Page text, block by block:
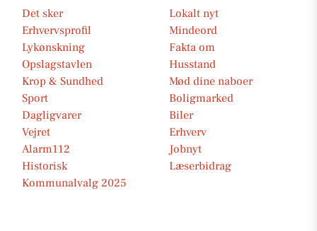
Det sker
Lokalt nyt
Erhvervsprofil
Mindeord
Lykønskning
Fakta om
Opslagstavlen
Husstand
Krop & Sundhed
Mød dine naboer
Sport
Boligmarked
Dagligvarer
Biler
Vejret
Erhverv
Alarm112
Jobnyt
Historisk
Læserbidrag
Kommunalvalg 2025